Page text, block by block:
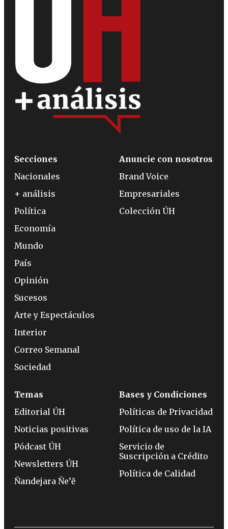
Secciones
Nacionales
+ análisis
Política
Economía
Mundo
País
Opinión
Sucesos
Arte y Espectáculos
Interior
Correo Semanal
Sociedad
Anuncie con nosotros
Brand Voice
Empresariales
Colección ÚH
Temas
Editorial ÚH
Noticias positivas
Pódcast ÚH
Newsletters ÚH
Ñandejara Ñe’ẽ
Bases y Condiciones
Políticas de Privacidad
Política de uso de la IA
Servicio de
Suscripción a Crédito
Política de Calidad